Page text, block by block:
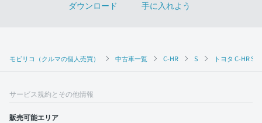
モビリコ（クルマの個人売買） 中古車一覧 C-HR S トヨタ C-HR S
サービス規約とその他情報
販売可能エリア